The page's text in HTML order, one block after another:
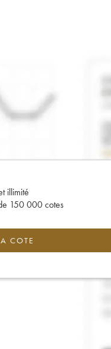
illimité
150 000 cotes
COTE